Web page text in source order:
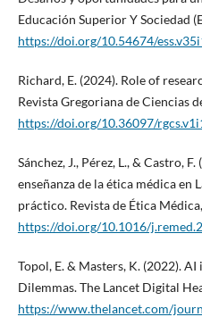
Educación Superior Y Sociedad
https://doi.org/10.54674/
Richard, E. (2024). Role of
Revista Gregoriana de Ciencias
https://doi.org/10.36097/
Sánchez, J., Pérez, L., & Castro,
enseñanza de la ética médica en
práctico. Revista de Ética
https://doi.org/10.1016/
Topol, E. & Masters, K. (2022).
Dilemmas. The Lancet Digital
https://www.thelancet.com/